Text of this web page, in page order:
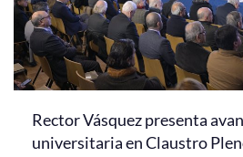
Rector Vásquez presenta
universitaria en Claustro